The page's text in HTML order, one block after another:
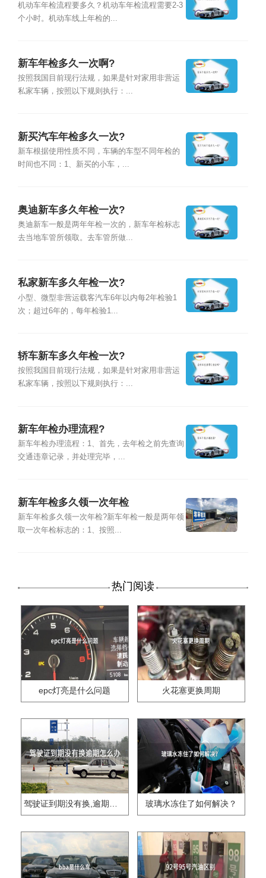
机动车年检流程要多久？机动车年检流程需要2-3
个小时。机动车线上年检的...
新车年检多久一次啊?
按照我国目前现行法规，如果是针对家用非营运
私家车辆，按照以下规则执行：...
新买汽车年检多久一次?
新车根据使用性质不同，车辆的车型不同年检的
时间也不同：1、新买的小车，...
奥迪新车多久年检一次?
奥迪新车一般是两年年检一次的，新车年检标志
去当地车管所领取。去车管所做...
私家新车多久年检一次?
小型、微型非营运载客汽车6年以内每2年检验1
次；超过6年的，每年检验1...
轿车新车多久年检一次?
按照我国目前现行法规，如果是针对家用非营运
私家车辆，按照以下规则执行：...
新车年检办理流程?
新车年检办理流程：1、首先，去年检之前先查询
交通违章记录，并处理完毕，...
新车年检多久领一次年检
新车年检多久领一次年检?新车年检一般是两年领
取一次年检标志的：1、按照...
热门阅读
epc灯亮是什么问题 火花塞更换周期
驾驶证到期没有换,逾期怎么办?? 玻璃水冻住了如何解决？